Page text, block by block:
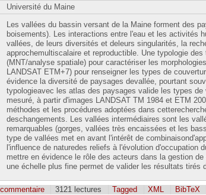
Université du Maine
Les vallées du bassin versant de la Maine forment des
boisements). Les interactions entre l'eau et les activités
vallées, de leurs diversités et deleurs singularités, la
approchemultiscalaire et reproductible. Une typologie
(MNT/analyse spatiale) pour caractériser les
LANDSAT ETM+7) pour renseigner les types de
évidence la diversité de paysages devallée, pourtant
typologieavec les atlas des paysages valide les types
mesuré, à partir d'images LANDSAT TM 1984 et ETM
méthodes et les procédures adoptées dans
deschangements. Les vallées intermédiaires sont les
remarquables (gorges, vallées très encaissées et les
type de vallées met en avant l'intérêt de
l'influence de naturedes reliefs à l'évolution
mettre en évidence le rôle des acteurs dans la gestion
une échelle plus fine permet de valider les résultats tirés
3121 lectures Tagged XML BibTeX